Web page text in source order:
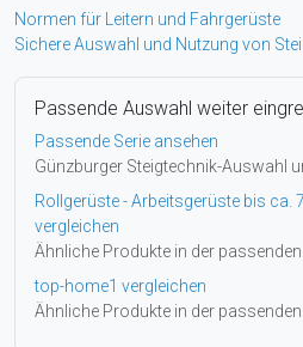
Normen für Leitern und Fahrgerüste
Sichere Auswahl und Nutzung von
Passende Auswahl weiter
Passende Serie ansehen
Günzburger Steigtechnik-Auswahl
Rollgerüste - Arbeitsgerüste bis ca.
vergleichen
Ähnliche Produkte in der
top-home1 vergleichen
Ähnliche Produkte in der